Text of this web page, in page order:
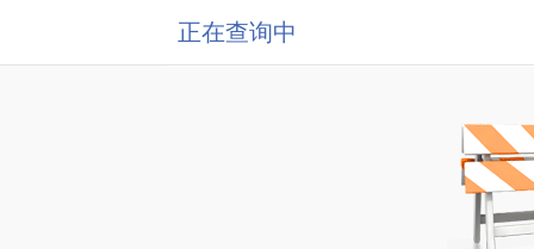
正在查询中